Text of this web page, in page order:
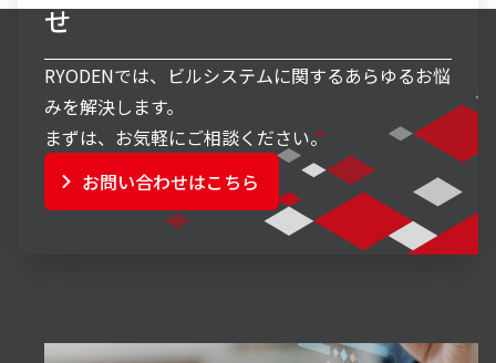
せ
RYODENでは、ビルシステムに関するあらゆるお悩
みを解決します。
まずは、お気軽にご相談ください。
お問い合わせはこちら